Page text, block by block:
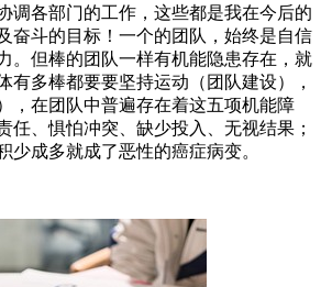
调各部门的工作，这些都是我在今后的
奋斗的目标！一个的团队，始终是自信
。但棒的团队一样有机能隐患存在，就
有多棒都要要坚持运动（团队建设），
，在团队中普遍存在着这五项机能障
任、惧怕冲突、缺少投入、无视结果；
少成多就成了恶性的癌症病变。